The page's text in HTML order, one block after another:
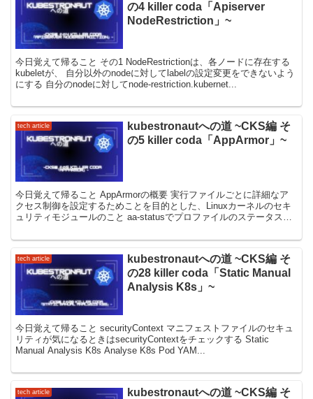
の4 killer coda「Apiserver
NodeRestriction」~
今日覚えて帰ること その1 NodeRestrictionは、各ノードに存在する
kubeletが、 自分以外のnodeに対してlabelの設定変更をできないよう
にする 自分のnodeに対してnode-restriction.kubernet...
tech article
kubestronautへの道 ~CKS編 そ
の5 killer coda「AppArmor」~
今日覚えて帰ること AppArmorの概要 実行ファイルごとに詳細なア
クセス制御を設定するためことを目的とした、Linuxカーネルのセキ
ュリティモジュールのこと aa-statusでプロファイルのステータスが
tech article
kubestronautへの道 ~CKS編 そ
の28 killer coda「Static Manual
Analysis K8s」~
今日覚えて帰ること securityContext マニフェストファイルのセキュ
リティが気になるときはsecurityContextをチェックする Static
Manual Analysis K8s Analyse K8s Pod YAM...
tech article
kubestronautへの道 ~CKS編 そ